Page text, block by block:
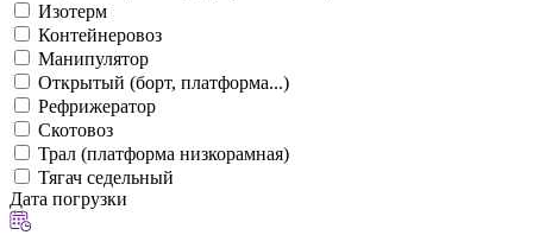
Изотерм
Контейнеровоз
Манипулятор
Открытый (борт, платформа...)
Рефрижератор
Скотовоз
Трал (платформа низкорамная)
Тягач седельный
Дата погрузки